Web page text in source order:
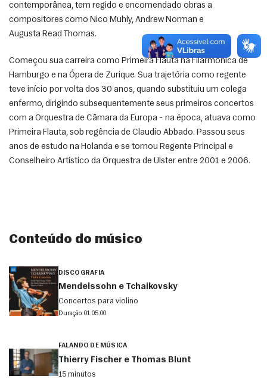
contemporânea, tem regido e encomendado obras a
compositores como Nico Muhly, Andrew Norman e
Augusta Read Thomas.
Começou sua carreira como Primeira Flauta na Filarmônica de
Hamburgo e na Ópera de Zurique. Sua trajetória como regente
teve início por volta dos 30 anos, quando substituiu um colega
enfermo, dirigindo subsequentemente seus primeiros concertos
com a Orquestra de Câmara da Europa - na época, atuava como
Primeira Flauta, sob regência de Claudio Abbado. Passou seus
anos de estudo na Holanda e se tornou Regente Principal e
Conselheiro Artístico da Orquestra de Ulster entre 2001 e 2006.
Conteúdo do músico
DISCOGRAFIA
Mendelssohn e Tchaikovsky
Concertos para violino
Duração: 01:05:00
FALANDO DE MÚSICA
Thierry Fischer e Thomas Blunt
15 minutos